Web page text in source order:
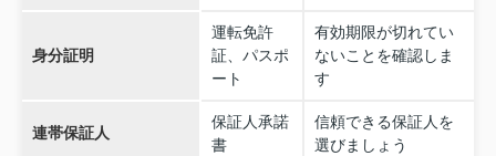
身分証明
運転免許
証、パスポ
ート
有効期限が切れてい
ないことを確認しま
す
連帯保証人
保証人承諾
書
信頼できる保証人を
選びましょう